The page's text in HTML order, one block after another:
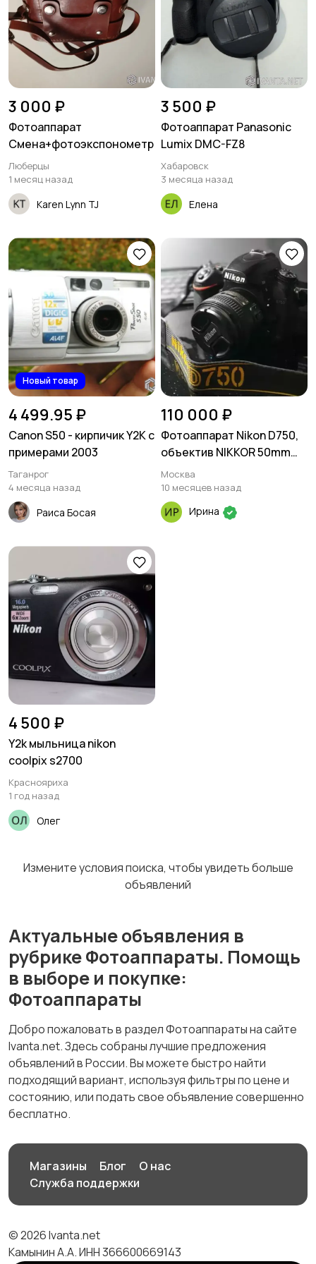
Бинокли и
оптические приборы
3 000 ₽
Фотоаппарат
Смена+фотоэкспонометр
Люберцы
1 месяц назад
Karen Lynn TJ
3 500 ₽
Фотоаппарат Pаnasonic
Lumix DMC-FZ8
Хабаровск
3 месяца назад
Елена
Новый товар
4 499.95 ₽
Canon S50 - кирпичик Y2K с
примерами 2003
Таганрог
4 месяца назад
Раиса Босая
110 000 ₽
Фотоаппарат Nikon D750,
объектив NIKKOR 50mm
1:1.4
Москва
10 месяцев назад
Ирина
4 500 ₽
Y2k мыльница nikon
coolpix s2700
Краснояриха
1 год назад
Олег
Измените условия поиска, чтобы увидеть больше
объявлений
Актуальные объявления в
рубрике Фотоаппараты. Помощь
в выборе и покупке:
Фотоаппараты
Добро пожаловать в раздел Фотоаппараты на сайте
Ivanta.net. Здесь собраны лучшие предложения
объявлений в России. Вы можете быстро найти
подходящий вариант, используя фильтры по цене и
состоянию, или подать свое объявление совершенно
бесплатно.
Магазины Блог
О нас
Служба поддержки
© 2026 Ivanta.net
Камынин А.А. ИНН 366600669143